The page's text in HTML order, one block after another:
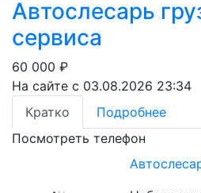
Автослесарь
сервиса
60 000 ₽
На сайте с 03.08.2026 23:34
Кратко
Подробнее
Посмотреть телефон